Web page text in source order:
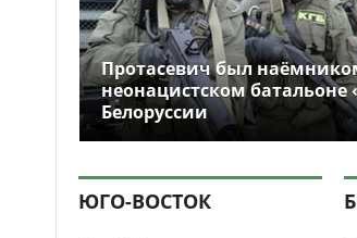
Протасевич был
неонацистском батальоне
Белоруссии
ЮГО-ВОСТОК